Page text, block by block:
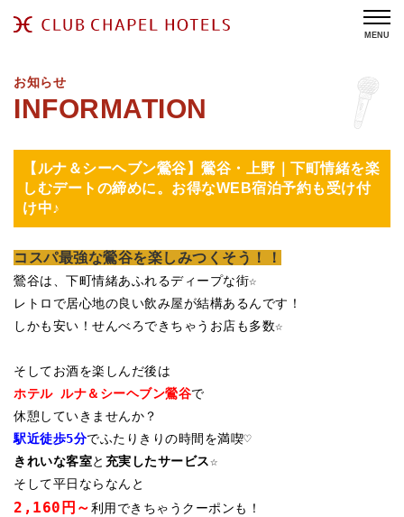
MENU
お知らせ
【ルナ＆シーヘブン鶯谷】鶯谷・上野｜下町情緒を楽
しむデートの締めに。お得なWEB宿泊予約も受け付
け中♪
コスパ最強な鶯谷を楽しみつくそう！！
鶯谷は、下町情緒あふれるディープな街☆
レトロで居心地の良い飲み屋が結構あるんです！
しかも安い！せんべろできちゃうお店も多数☆
そしてお酒を楽しんだ後は
ホテル ルナ＆シーヘブン鶯谷で
休憩していきませんか？
駅近徒歩5分
でふたりきりの時間を満喫♡
きれいな客室と 充実したサービス
そして平日ならなんと
2,160円～利用できちゃうクーポンも！